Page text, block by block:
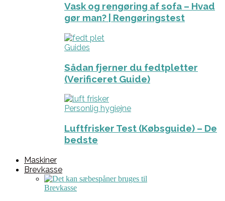
Vask og rengøring af sofa – Hvad
gør man? | Rengøringstest
Guides
Sådan fjerner du fedtpletter
(Verificeret Guide)
Personlig hygiejne
Luftfrisker Test (Købsguide) – De
bedste
Maskiner
Brevkasse
Brevkasse